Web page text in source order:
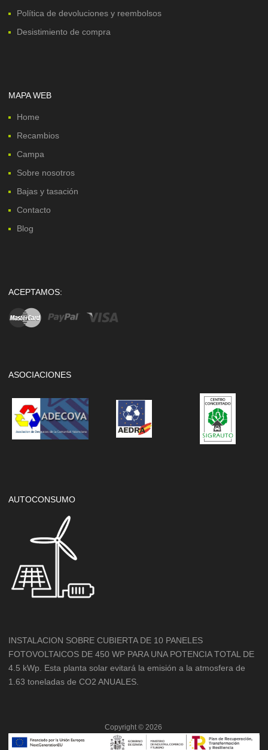
Política de devoluciones y reembolsos
Desistimiento de compra
MAPA WEB
Home
Recambios
Campa
Sobre nosotros
Bajas y tasación
Contacto
Blog
ACEPTAMOS:
ASOCIACIONES
AUTOCONSUMO
INSTALACION SOBRE CUBIERTA DE 10 PANELES
FOTOVOLTAICOS DE 450 WP PARA UNA POTENCIA TOTAL DE
4.5 kWp. Esta planta solar evitará la emisión a la atmosfera de
1.63 toneladas de CO2 ANUALES.
Copyright © 2026